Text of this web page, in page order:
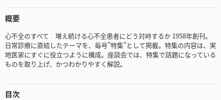
概要
心不全のすべて 増え続ける心不全患者にどう対峙するか 1958年創刊。
日常診療に直結したテーマを、毎号"特集"として掲載。特集の内容は、実
地医家にすぐに役立つように構成。座談会では、特集で話題になっている
ものを取り上げ、かつわかりやすく解説。
目次